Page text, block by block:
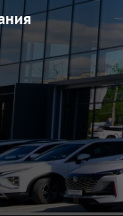
это ода
JAECOO в